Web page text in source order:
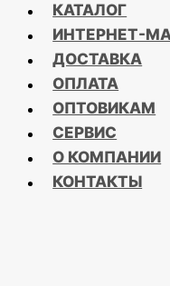
КАТАЛОГ
ИНТЕРНЕТ-
ДОСТАВКА
ОПЛАТА
ОПТОВИКАМ
СЕРВИС
О КОМПАНИИ
КОНТАКТЫ